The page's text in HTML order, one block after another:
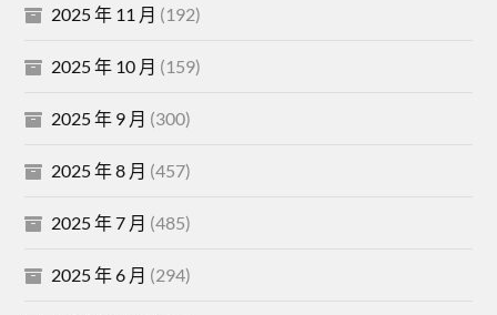
2025 年 11 月 (192)
2025 年 10 月 (159)
2025 年 9 月 (300)
2025 年 8 月 (457)
2025 年 7 月 (485)
2025 年 6 月 (294)